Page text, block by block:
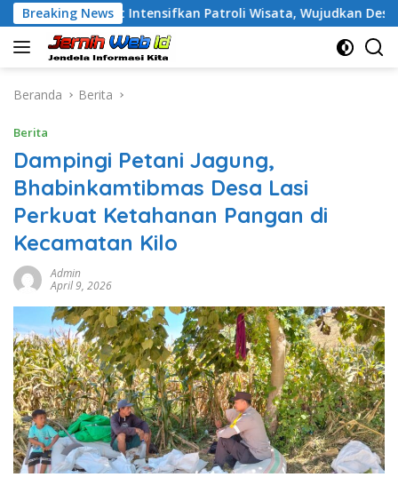
Langsung
ke
konten
Breaking News
Barat Intensifkan Patroli Wisata, Wujudkan Destinasi
Beranda Berita
Berita
Dampingi Petani Jagung,
Bhabinkamtibmas Desa Lasi
Perkuat Ketahanan Pangan di
Kecamatan Kilo
Admin
April 9, 2026